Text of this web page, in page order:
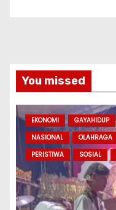
You missed
EKONOMI GAYAHIDUP
NASIONAL
OLAHRAGA
PERISTIWA
SOSIAL